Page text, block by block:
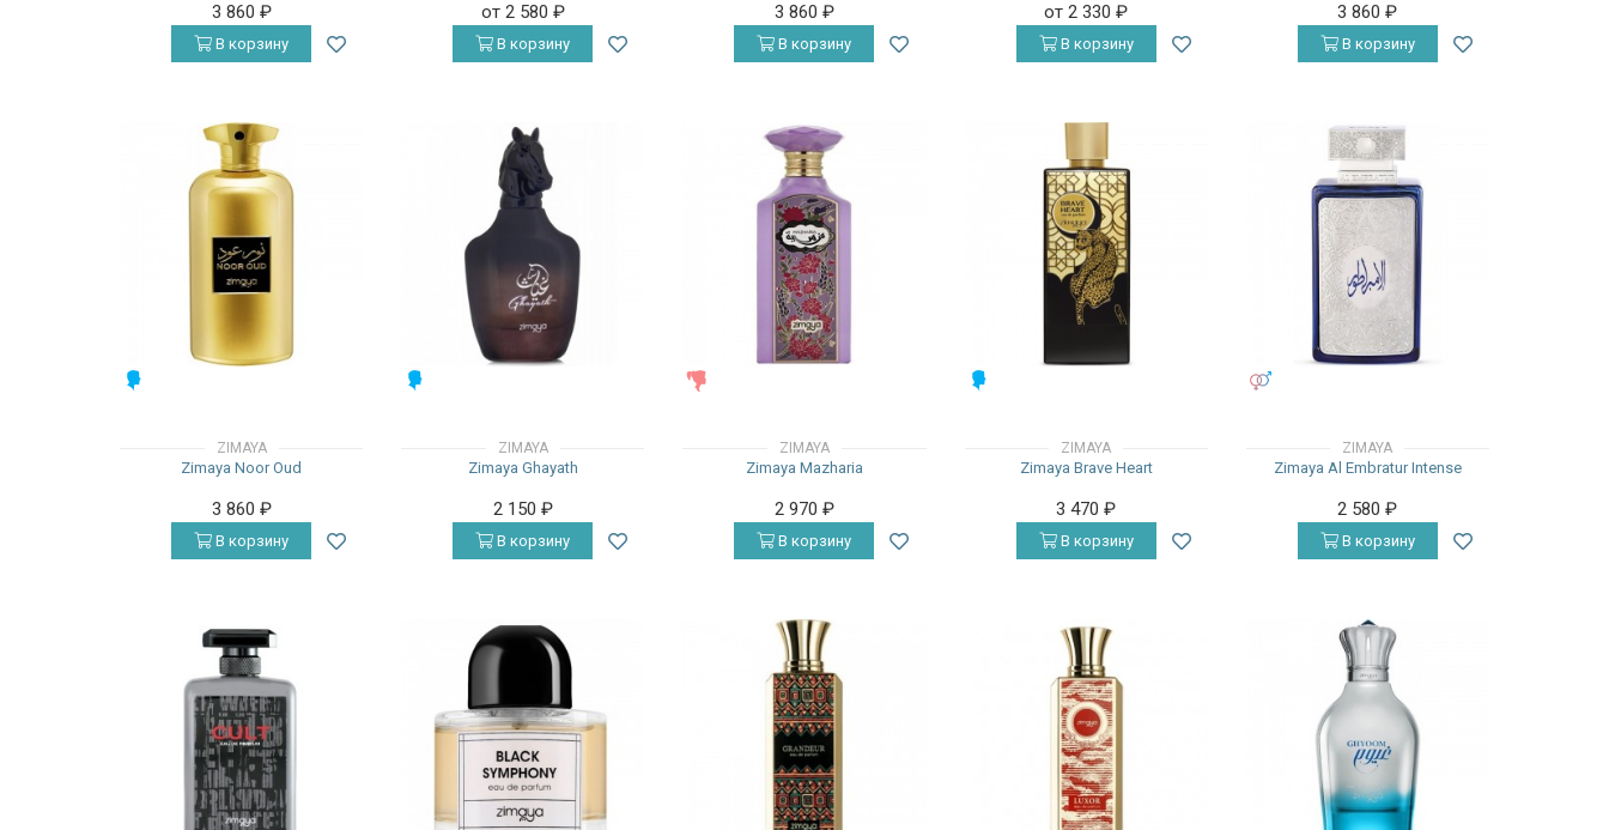
3 860 ₽
В корзину
от 2 580 ₽
В корзину
3 860 ₽
В корзину
от 2 330₽
В корзину
3 860₽
В корзину
ZIMAYA
Zimaya Noor Oud
3 860 ₽
В корзину
ZIMAYA
Zimaya Ghayath
2 150 ₽
В корзину
ZIMAYA
Zimaya Mazharia
2 970 ₽
В корзину
ZIMAYA
Zimaya Brave Heart
3 470₽
В корзину
ZIMAYA
Zimaya Al Embratur Intense
2 580₽
В корзину